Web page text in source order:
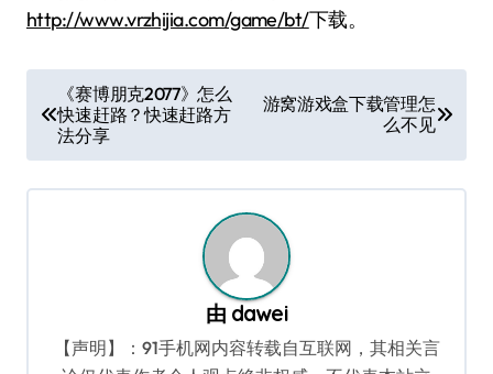
http://www.vrzhijia.com/game/bt/下载。
章
导
航
《赛博朋克2077》怎么
快速赶路？快速赶路方
法分享
游窝游戏盒下载管理怎
么不见
由 dawei
【声明】：91手机网内容转载自互联网，其相关言